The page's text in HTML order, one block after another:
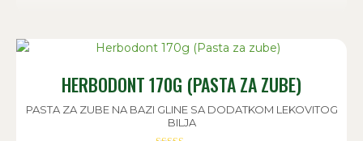
HERBODONT 170G (PASTA ZA ZUBE)
PASTA ZA ZUBE NA BAZI GLINE SA DODATKOM LEKOVITOG
BILJA